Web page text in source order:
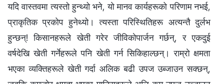
यदि वास्तवमा त्यस्तो हुन्थ्यो भने, यो मानव कार्यहरूको परिणाम नभई,
प्राकृतिक प्रकोप हुनेथ्यो। त्यस्ता परिस्थितिहरू अत्यन्तै दुर्लभ
हुन्छन्! किसानहरूले खेती गरेर जीविकोपार्जन गर्छन्, र एकदुई
वर्षदेखि खेती गर्नेहरूले पनि खेती गर्न सिकिहाल्छन्। राम्रो क्षमता
भएका व्यक्तिहरूले खेती गर्दा अलिक बढी उपज उब्जाउन सक्छन्,